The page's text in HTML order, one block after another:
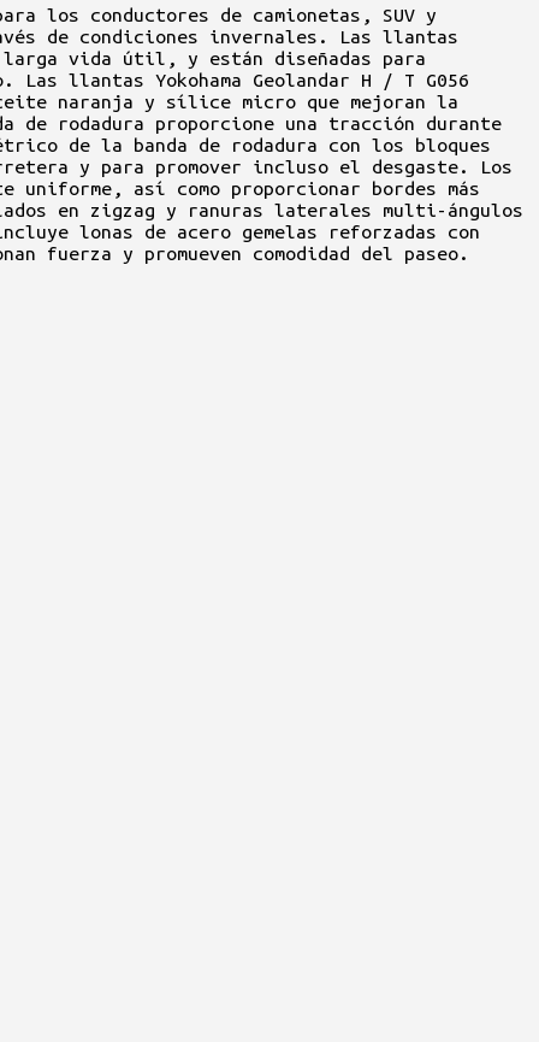
los conductores de camionetas, SUV y
de condiciones invernales. Las llantas
larga vida útil, y están diseñadas para
llantas Yokohama Geolandar H / T G056
naranja y sílice micro que mejoran la
de rodadura proporcione una tracción durante
de la banda de rodadura con los bloques
y para promover incluso el desgaste. Los
así como proporcionar bordes más
en zigzag y ranuras laterales multi-ángulos
lonas de acero gemelas reforzadas con
fuerza y promueven comodidad del paseo.